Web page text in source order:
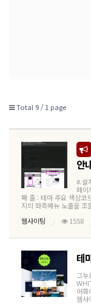
Total 9 / 1 page
안
#.설
페이
째 줄 : 테마 주요 색상코
지의 좌측메뉴 노출을 조
웹사이팅
1558
테
그누
어
웹사